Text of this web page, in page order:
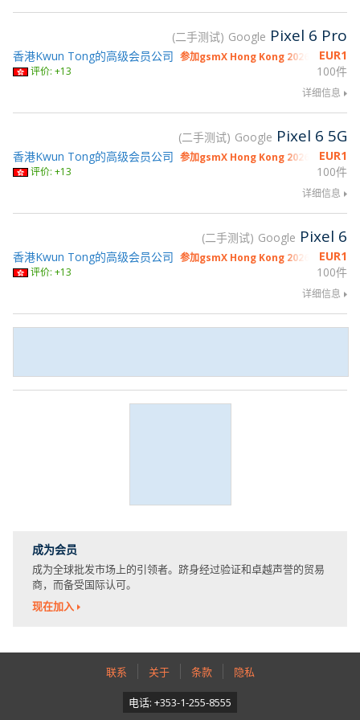
二手测试 Google Pixel 6 Pro
EUR1
100件
香港Kwun Tong的高级会员公司 参加gsmX Hong Kong 2026
评价: +13
详细信息
二手测试 Google Pixel 6 5G
EUR1
100件
香港Kwun Tong的高级会员公司 参加gsmX Hong Kong 2026
评价: +13
详细信息
二手测试 Google Pixel 6
EUR1
100件
香港Kwun Tong的高级会员公司 参加gsmX Hong Kong 2026
评价: +13
详细信息
成为会员
成为全球批发市场上的引领者。跻身经过验证和卓越声誉的贸易
商，而备受国际认可。
现在加入
联系 关于 条款 隐私
电话: +353-1-255-8555